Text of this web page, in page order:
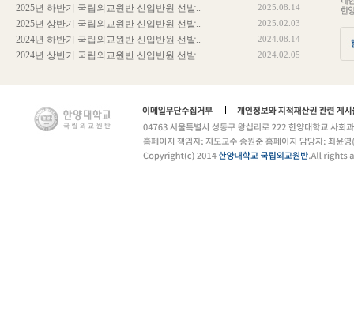
2025년 하반기 국립외교원반 신입반원 선발.. 2025.08.14
2025년 상반기 국립외교원반 신입반원 선발.. 2025.02.03
2024년 하반기 국립외교원반 신입반원 선발.. 2024.08.14
2024년 상반기 국립외교원반 신입반원 선발.. 2024.02.05